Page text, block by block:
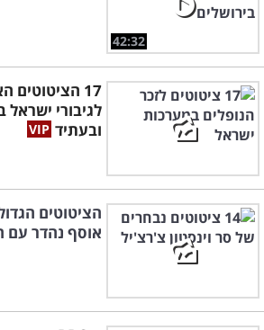
42:32
17
לגיבורי ישראל
ובעתיד
הציטוטים
אוסף נהדר עם